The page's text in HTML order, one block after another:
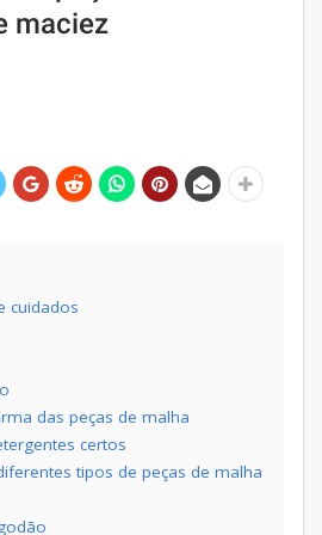
maciez
cuidados
das peças de malha
certos
tipos de peças de malha